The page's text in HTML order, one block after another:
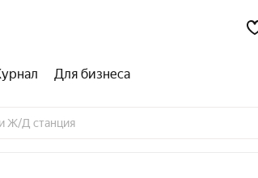
Для бизнеса